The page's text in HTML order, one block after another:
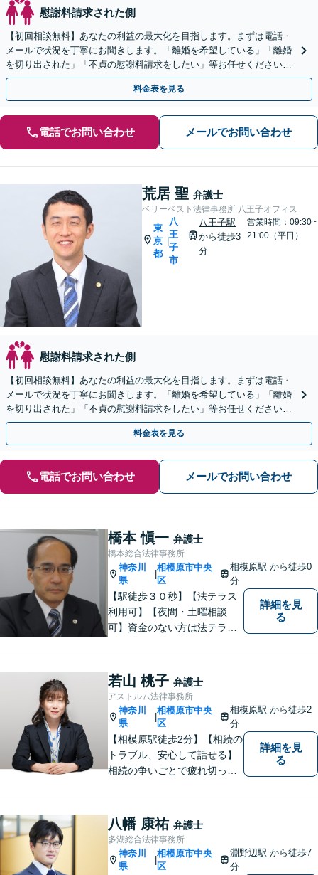
慰謝料請求された側
【初回相談無料】あなたの利益の最大化を目指します。まずは電話・
メールで状況を丁寧にお聞きします。「離婚を希望している」「離婚
を切り出された」「不貞の慰謝料請求をしたい」等お任せください。
【リーズナブルな料金設定】
料金表を見る
電話でお問い合わせ メールでお問い合わせ
荒居 聖 弁護士
ベリーベスト法律事務所 八王子オフィス
東
京
都
|
八
王
子
市
八王子駅
から徒歩3
分
営業時間：09:30~
21:00（平日）
慰謝料請求された側
【初回相談無料】あなたの利益の最大化を目指します。まずは電話・
メールで状況を丁寧にお聞きします。「離婚を希望している」「離婚
を切り出された」「不貞の慰謝料請求をしたい」等お任せください。
【リーズナブルな料金設定】
料金表を見る
電話でお問い合わせ メールでお問い合わせ
橋本 愼一 弁護士
橋本総合法律事務所
神奈川
県
相模原市中央
区
相模原駅から徒歩0
分
【駅徒歩３０秒】【法テラス
利用可】【夜間・土曜相談
可】資金のない方は法テラス
けて丁寧に、迅速に対応しま
す。住宅ローンの支払で悩ま
れている方も一度ご相談くだ
さい。最高の結果が出せるよ
う自己研鑽を怠らず質の高い
仕事を目指します。
詳細を見
る
若山 桃子 弁護士
アストルム法律事務所
神奈川
県
相模原市中央
区
相模原駅から徒歩2
分
【相模原駅徒歩2分】【相続の
トラブル、安心して話せる】
相続の争いごとで疲れ切って
貫対応、トラブルの解決を目
指します。遺産分割協議・遺
留分・調停・裁判にも対応。
詳細を見
る
八幡 康祐 弁護士
多湖総合法律事務所
神奈川
県
相模原市中央
区
淵野辺駅から徒歩7
分